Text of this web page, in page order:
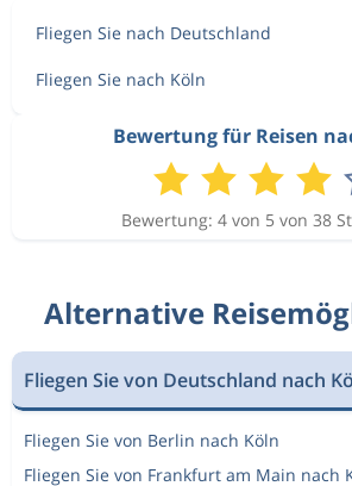
Fliegen Sie nach Deutschland
Fliegen Sie nach Köln
Bewertung für Reisen
Bewertung: 4 von 5 von 38
Alternative
Fliegen Sie von Deutschland nach
Fliegen Sie von Berlin nach Köln
Fliegen Sie von Frankfurt am Main nach